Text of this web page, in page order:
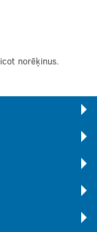
norēķinus.